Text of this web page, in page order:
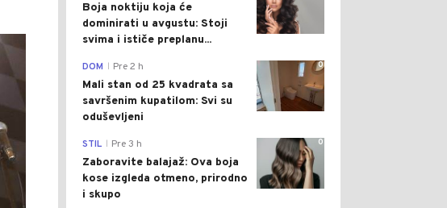
Boja noktiju koja će
dominirati u avgustu: Stoji
svima i ističe preplanu...
0
DOM Pre 2 h
Mali stan od 25 kvadrata sa
savršenim kupatilom: Svi su
oduševljeni
0
STIL Pre 3 h
Zaboravite balajaž: Ova boja
kose izgleda otmeno, prirodno
i skupo